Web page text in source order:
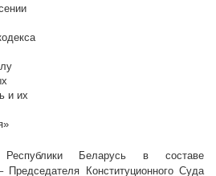
и их
Республики Беларусь в составе
Председателя Конституционного Суда